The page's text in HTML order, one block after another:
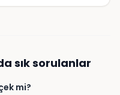
sık sorulanlar
mi?